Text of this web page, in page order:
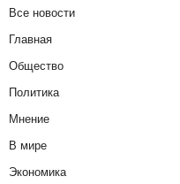
Все новости
Главная
Общество
Политика
Мнение
В мире
Экономика